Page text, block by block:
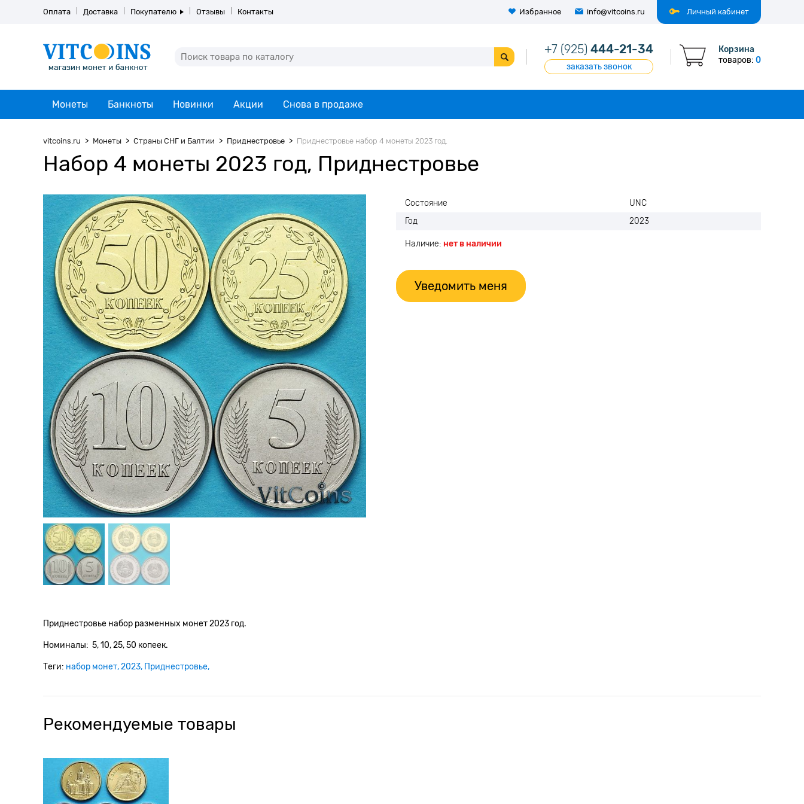
Личный кабинет
Оплата Доставка Покупателю Отзывы Контакты Избранное info@vitcoins.ru
+7 (925) 444-21-34
заказать звонок
Корзина
товаров: 0
Монеты Банкноты Новинки Акции Снова в продаже
vitcoins.ru Монеты Страны СНГ и Балтии Приднестровье Приднестровье набор 4 монеты 2023 год.
Набор 4 монеты 2023 год, Приднестровье
Состояние
UNC
Год
2023
Наличие: нет в наличии
Уведомить меня
Приднестровье набор разменных монет 2023 год.
Номиналы: 5, 10, 25, 50 копеек.
Теги: набор монет 2023 Приднестровье
Рекомендуемые товары